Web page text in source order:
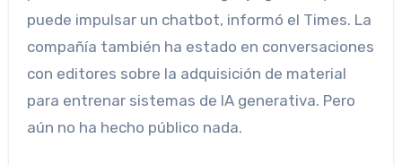
puede impulsar un chatbot, informó el Times. La
compañía también ha estado en conversaciones
con editores sobre la adquisición de material
para entrenar sistemas de IA generativa. Pero
aún no ha hecho público nada.